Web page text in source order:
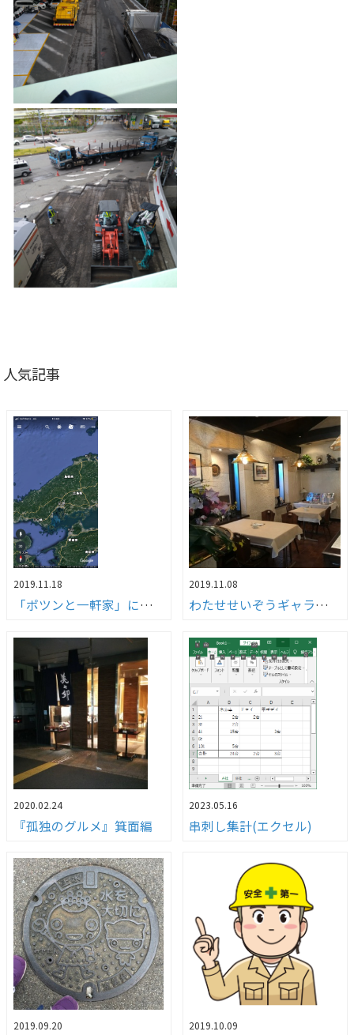
人気記事
2019.11.18
「ポツンと一軒家」に故郷が登場！！
2019.11.08
わたせせいぞうギャラリー武庫之荘withダ・ヴィンチ」へ行ってきました！！
2020.02.24
『孤独のグルメ』箕面編
2023.05.16
串刺し集計(エクセル)
2019.09.20 2019.10.09